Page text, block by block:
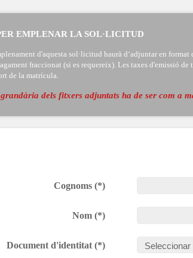
EMPLENAR LA SOL·LICITUD
d'aquesta sol·licitud haurà d‘adjuntar en
fraccionat (si es requereix). Les taxes d'emissió
de la matrícula.
dels fitxers adjuntats ha de ser com a
Cognoms (*)
Nom (*)
Document d'identitat (*)